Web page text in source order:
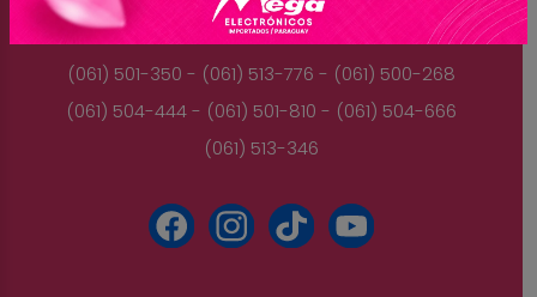
Paraguay
(061) 501-350 - (061) 513-776 - (061) 500-268
(061) 504-444 - (061) 501-810 - (061) 504-666
(061) 513-346